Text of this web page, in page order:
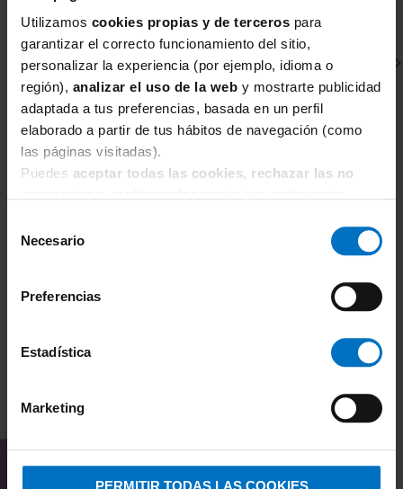
Utilizamos cookies propias y de terceros para
garantizar el correcto funcionamiento del sitio,
personalizar la experiencia (por ejemplo, idioma o
región), analizar el uso de la web y mostrarte publicidad
adaptada a tus preferencias, basada en un perfil
elaborado a partir de tus hábitos de navegación (como
las páginas visitadas).
Puedes aceptar todas las cookies, rechazar las no
Necesario
Preferencias
Estadística
Marketing
PERMITIR TODAS LAS COOKIES
CHANTELLE
78,00 €
TAMBIÉN TE PUEDE
INTERESAR